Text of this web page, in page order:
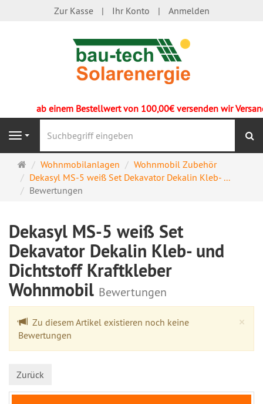
Zur Kasse Ihr Konto Anmelden
ab einem Bestellwert von 100,00€ versenden wir
Navigation
Startseite
Wohnmobilanlagen
Wohnmobil Zubehör
Dekasyl MS-5 weiß Set Dekavator Dekalin Kleb- ...
Bewertungen
Dekasyl MS-5 weiß Set
Dekavator Dekalin Kleb- und
Dichtstoff Kraftkleber
Wohnmobil Bewertungen
×
Zu diesem Artikel existieren noch keine
Bewertungen
Zurück